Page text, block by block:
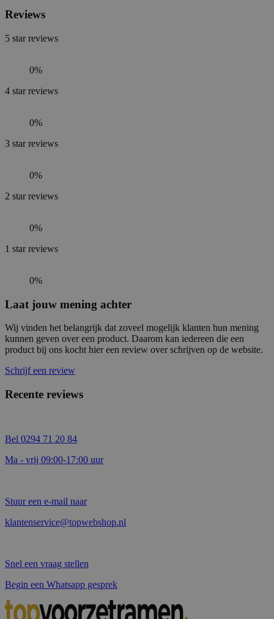
Reviews
5 star reviews
0%
4 star reviews
0%
3 star reviews
0%
2 star reviews
0%
1 star reviews
0%
Laat jouw mening achter
Wij vinden het belangrijk dat zoveel mogelijk klanten hun mening
kunnen geven over een product. Daarom kan iedereen die een
product bij ons kocht hier een review over schrijven op de website.
Schrijf een review
Recente reviews
Bel 0294 71 20 84
Ma - vrij 09:00-17:00 uur
Stuur een e-mail naar
klantenservice@topwebshop.nl
Snel een vraag stellen
Begin een Whatsapp gesprek